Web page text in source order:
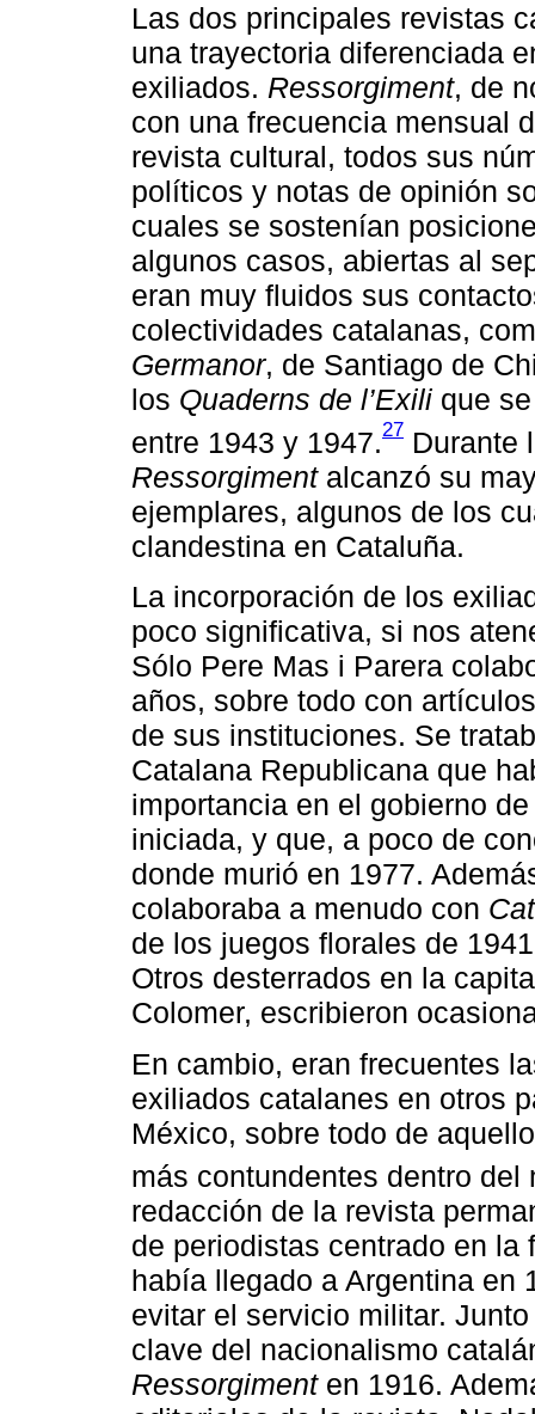
Las dos principales revistas
una trayectoria diferenciada
exiliados. Ressorgiment, de
con una frecuencia mensual
revista cultural, todos sus
políticos y notas de opinión
cuales se sostenían
algunos casos, abiertas al
eran muy fluidos sus
colectividades catalanas,
Germanor, de Santiago de
los Quaderns de l’Exili que
entre 1943 y 1947.27 Durante
Ressorgimentalcanzó su
ejemplares, algunos de los
clandestina en Cataluña.
La incorporación de los
poco significativa, si nos
Sólo Pere Mas i Parera
años, sobre todo con
de sus instituciones. Se
Catalana Republicana que
importancia en el gobierno
iniciada, y que, a poco de
donde murió en 1977.
colaboraba a menudo con
de los juegos florales de
Otros desterrados en la
Colomer, escribieron
En cambio, eran frecuentes
exiliados catalanes en otros
México, sobre todo de
más contundentes dentro del
redacción de la revista
de periodistas centrado en
había llegado a Argentina en
evitar el servicio militar.
clave del nacionalismo
Ressorgimenten 1916.